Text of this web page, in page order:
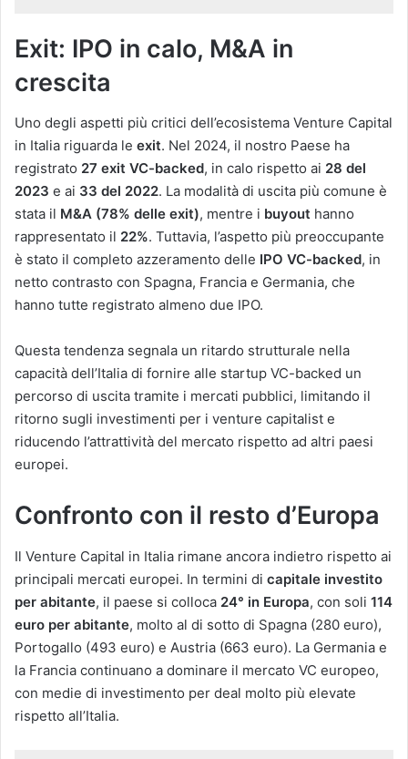
Exit: IPO in calo, M&A in
crescita
Uno degli aspetti più critici dell’ecosistema Venture Capital
in Italia riguarda le exit. Nel 2024, il nostro Paese ha
registrato 27 exit VC-backed, in calo rispetto ai 28 del
2023 e ai 33 del 2022​. La modalità di uscita più comune è
stata il M&A (78% delle exit), mentre i buyout hanno
rappresentato il 22%. Tuttavia, l’aspetto più preoccupante
è stato il completo azzeramento delle IPO VC-backed, in
netto contrasto con Spagna, Francia e Germania, che
hanno tutte registrato almeno due IPO​.
Questa tendenza segnala un ritardo strutturale nella
capacità dell’Italia di fornire alle startup VC-backed un
percorso di uscita tramite i mercati pubblici, limitando il
ritorno sugli investimenti per i venture capitalist e
riducendo l’attrattività del mercato rispetto ad altri paesi
europei.
Confronto con il resto d’Europa
Il Venture Capital in Italia rimane ancora indietro rispetto ai
principali mercati europei. In termini di capitale investito
per abitante, il paese si colloca 24° in Europa, con soli 114
euro per abitante, molto al di sotto di Spagna (280 euro),
Portogallo (493 euro) e Austria (663 euro)​. La Germania e
la Francia continuano a dominare il mercato VC europeo,
con medie di investimento per deal molto più elevate
rispetto all’Italia.